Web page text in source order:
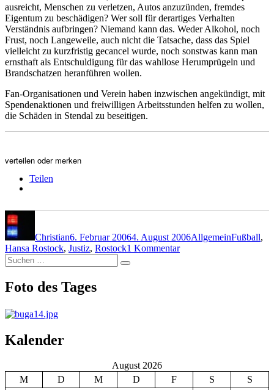
ausreicht, Menschen zu verletzen, Autos anzuzünden, fremdes
Eigentum zu beschädigen? Wer soll für derartiges Verhalten
Verständnis aufbringen? Niemand kann das. Weder Alkohol, noch
Frust, noch Langeweile, auch nicht die Tatsache, dass das Spiel
vielleicht zu kurzfristig gecancel wurde, noch sonstwas kann man
ernsthaft als Entschuldigung für das wahllose Herumprügeln und
Brandschatzen heranführen wollen.
Fan-Organisationen und Verein haben inzwischen angekündigt, mit
Spendenaktionen und freiwilligen Arbeitsstunden helfen zu wollen,
die Schäden in Stendal zu beseitigen.
verteilen oder merken
Teilen
Christian6. Februar 20064. August 2006AllgemeinFußball,
Hansa Rostock, Justiz, Rostock1 Kommentarzu
Suchen
nach:
Suchen
Foto des Tages
Kalender
August 2026
M
D M D F S
S